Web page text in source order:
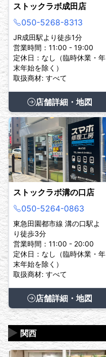
ストックラボ成田店
050-5268-8313
JR成田駅より徒歩1分
営業時間：11:00 - 19:00
定休日：なし（臨時休業・年
末年始を除く）
取扱商材: すべて
店舗詳細・地図
ストックラボ溝の口店
050-5264-0863
東急田園都市線 溝の口駅よ
り徒歩3分
営業時間：11:00 - 20:00
定休日：なし（臨時休業・年
末年始を除く）
取扱商材: すべて
店舗詳細・地図
関西
▶